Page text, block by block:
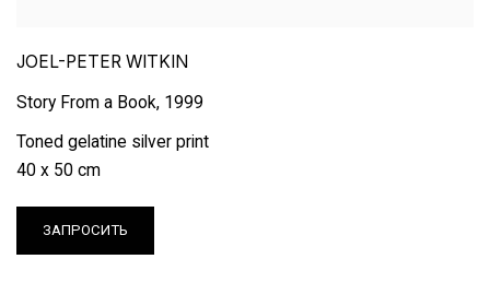
JOEL-PETER WITKIN
Story From a Book, 1999
Toned gelatine silver print
40 х 50 cm
ЗАПРОСИТЬ